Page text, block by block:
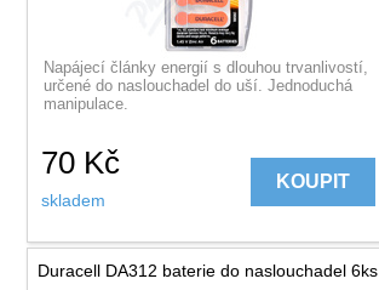
Napájecí články energií s dlouhou trvanlivostí,
určené do naslouchadel do uší. Jednoduchá
manipulace.
70 Kč
skladem
KOUPIT
Duracell DA312 baterie do naslouchadel 6ks